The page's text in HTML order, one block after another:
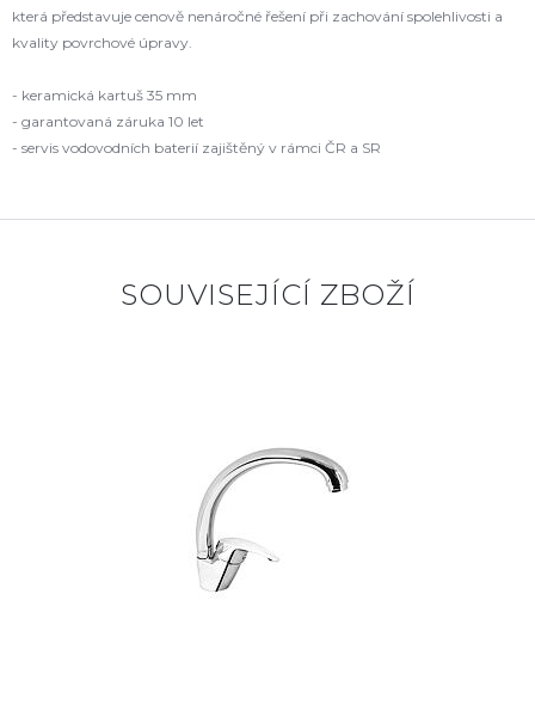
která představuje cenově nenáročné řešení při zachování spolehlivosti a
kvality povrchové úpravy.
- keramická kartuš 35 mm
- garantovaná záruka 10 let
- servis vodovodních baterií zajištěný v rámci ČR a SR
SOUVISEJÍCÍ ZBOŽÍ